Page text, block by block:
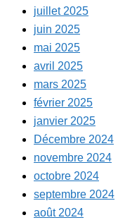
juillet 2025
juin 2025
mai 2025
avril 2025
mars 2025
février 2025
janvier 2025
Décembre 2024
novembre 2024
octobre 2024
septembre 2024
août 2024